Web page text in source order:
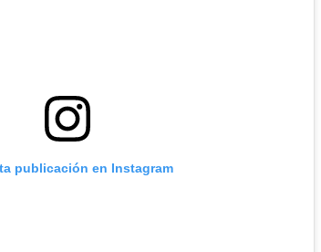
publicación en Instagram